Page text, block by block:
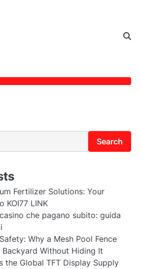
Search
Fertilizer Solutions: Your
KOI77 LINK
che pagano subito: guida
Why a Mesh Pool Fence
Backyard Without Hiding It
the Global TFT Display Supply